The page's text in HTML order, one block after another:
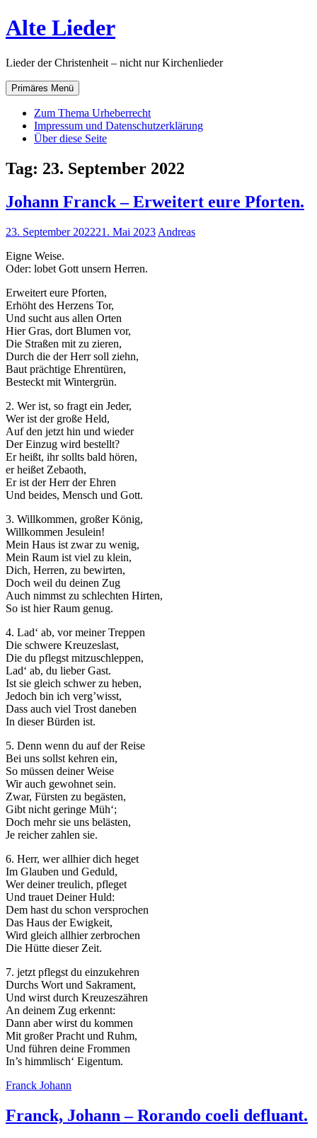
Zum
Inhalt
Alte Lieder
Lieder der Christenheit – nicht nur Kirchenlieder
Primäres Menü
Zum Thema Urheberrecht
Impressum und Datenschutzerklärung
Über diese Seite
Tag: 23. September 2022
Johann Franck – Erweitert eure Pforten.
23. September 202221. Mai 2023 Andreas
Eigne Weise.
Oder: lobet Gott unsern Herren.
Erweitert eure Pforten,
Erhöht des Herzens Tor,
Und sucht aus allen Orten
Hier Gras, dort Blumen vor,
Die Straßen mit zu zieren,
Durch die der Herr soll ziehn,
Baut prächtige Ehrentüren,
Besteckt mit Wintergrün.
2. Wer ist, so fragt ein Jeder,
Wer ist der große Held,
Auf den jetzt hin und wieder
Der Einzug wird bestellt?
Er heißt, ihr sollts bald hören,
er heißet Zebaoth,
Er ist der Herr der Ehren
Und beides, Mensch und Gott.
3. Willkommen, großer König,
Willkommen Jesulein!
Mein Haus ist zwar zu wenig,
Mein Raum ist viel zu klein,
Dich, Herren, zu bewirten,
Doch weil du deinen Zug
Auch nimmst zu schlechten Hirten,
So ist hier Raum genug.
4. Lad‘ ab, vor meiner Treppen
Die schwere Kreuzeslast,
Die du pflegst mitzuschleppen,
Lad‘ ab, du lieber Gast.
Ist sie gleich schwer zu heben,
Jedoch bin ich verg’wisst,
Dass auch viel Trost daneben
In dieser Bürden ist.
5. Denn wenn du auf der Reise
Bei uns sollst kehren ein,
So müssen deiner Weise
Wir auch gewohnet sein.
Zwar, Fürsten zu begästen,
Gibt nicht geringe Müh‘;
Doch mehr sie uns belästen,
Je reicher zahlen sie.
6. Herr, wer allhier dich heget
Im Glauben und Geduld,
Wer deiner treulich, pfleget
Und trauet Deiner Huld:
Dem hast du schon versprochen
Das Haus der Ewigkeit,
Wird gleich allhier zerbrochen
Die Hütte dieser Zeit.
7. jetzt pflegst du einzukehren
Durchs Wort und Sakrament,
Und wirst durch Kreuzeszähren
An deinem Zug erkennt:
Dann aber wirst du kommen
Mit großer Pracht und Ruhm,
Und führen deine Frommen
In’s himmlisch‘ Eigentum.
Franck Johann
Franck, Johann – Rorando coeli defluant.
Notwendig
Diese
Cookies
sind nicht
optional.
Sie werden
benötigt,
damit die
funktioniert.
Statistik
Mit diesen
Cookies
können wir die
und Struktur
der Website
auf Basis der
Nutzung
verbessern.
Erfahrung
Damit unsere
Website
während
Ihres Besuchs
so gut wie
möglich
funktioniert.
Wenn Sie
ablehnen,
verschwinden
einige
Funktionen
von der
Website.
Marketing
Indem Sie uns Ihre
Interessen und Ihr
Verhalten beim
Besuch unserer
Website mitteilen,
erhöhen Sie die
Wahrscheinlichkeit,
Inhalte und